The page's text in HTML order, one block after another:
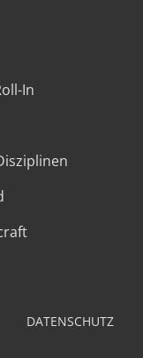
In
DATENSCHUTZ